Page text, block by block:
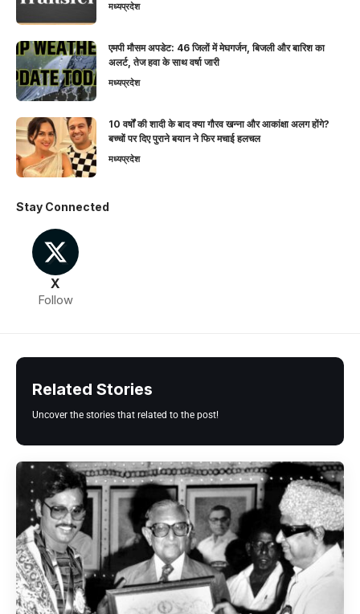
मध्यप्रदेश
एमपी मौसम अपडेट: 46 जिलों में मेघगर्जन, बिजली और बारिश का
अलर्ट, तेज हवा के साथ वर्षा जारी
मध्यप्रदेश
10 वर्षों की शादी के बाद क्या गौरव खन्ना और आकांक्षा अलग होंगे?
बच्चों पर दिए पुराने बयान ने फिर मचाई हलचल
मध्यप्रदेश
Stay Connected
X
Follow
Related Stories
Uncover the stories that related to the post!